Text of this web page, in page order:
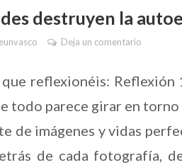
destruyen la
Deja un comentario
reflexionéis: Reflexión
todo parece girar en
de imágenes y vidas
de cada fotografía,